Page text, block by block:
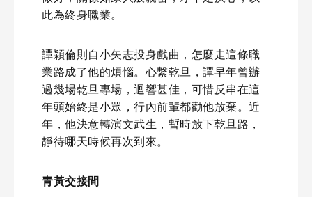
此為終身職業。
譚穎倫則自小矢志投身戲曲，怎麼走這條職
業路成了他的煩惱。心繫乾旦，譚早年曾辦
過幾場乾旦專場，迴響甚佳，可惜反串在這
年頭始終是小眾，行內前輩都勸他放棄。近
年，他決意轉演文武生，暫時放下乾旦路，
靜待哪天時候再次到來。
青黃交接間